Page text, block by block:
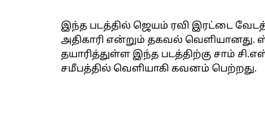
இந்த படத்தில் ஜெயம் ரவி இரட்டை
அதிகாரி என்றும் தகவல்
தயாரித்துள்ள இந்த படத்திற்கு சாம்
சமீபத்தில் வெளியாகி கவனம் பெற்றது.